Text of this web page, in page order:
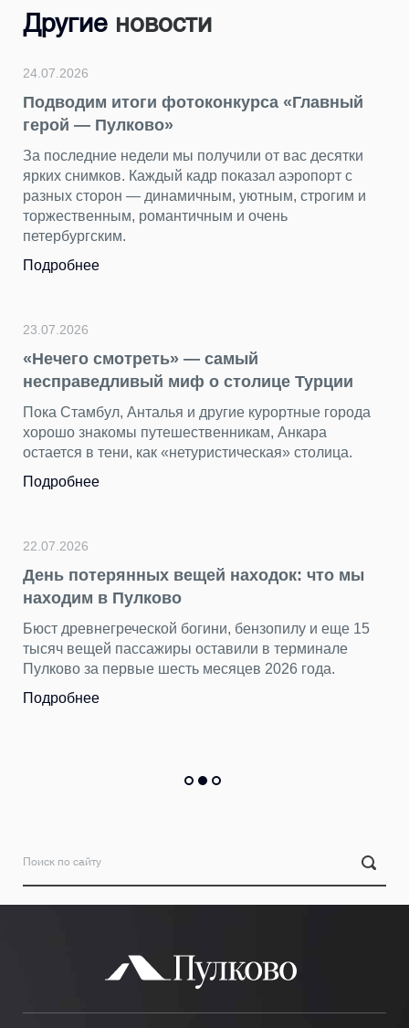
Другие новости
24.07.2026
Подводим итоги фотоконкурса «Главный
герой — Пулково»
За последние недели мы получили от вас десятки
ярких снимков. Каждый кадр показал аэропорт с
разных сторон — динамичным, уютным, строгим и
торжественным, романтичным и очень
петербургским.
Подробнее
23.07.2026
«Нечего смотреть» — самый
несправедливый миф о столице Турции
Пока Стамбул, Анталья и другие курортные города
хорошо знакомы путешественникам, Анкара
остается в тени, как «нетуристическая» столица.
Подробнее
22.07.2026
День потерянных вещей находок: что мы
находим в Пулково
Бюст древнегреческой богини, бензопилу и еще 15
тысяч вещей пассажиры оставили в терминале
Пулково за первые шесть месяцев 2026 года.
Подробнее